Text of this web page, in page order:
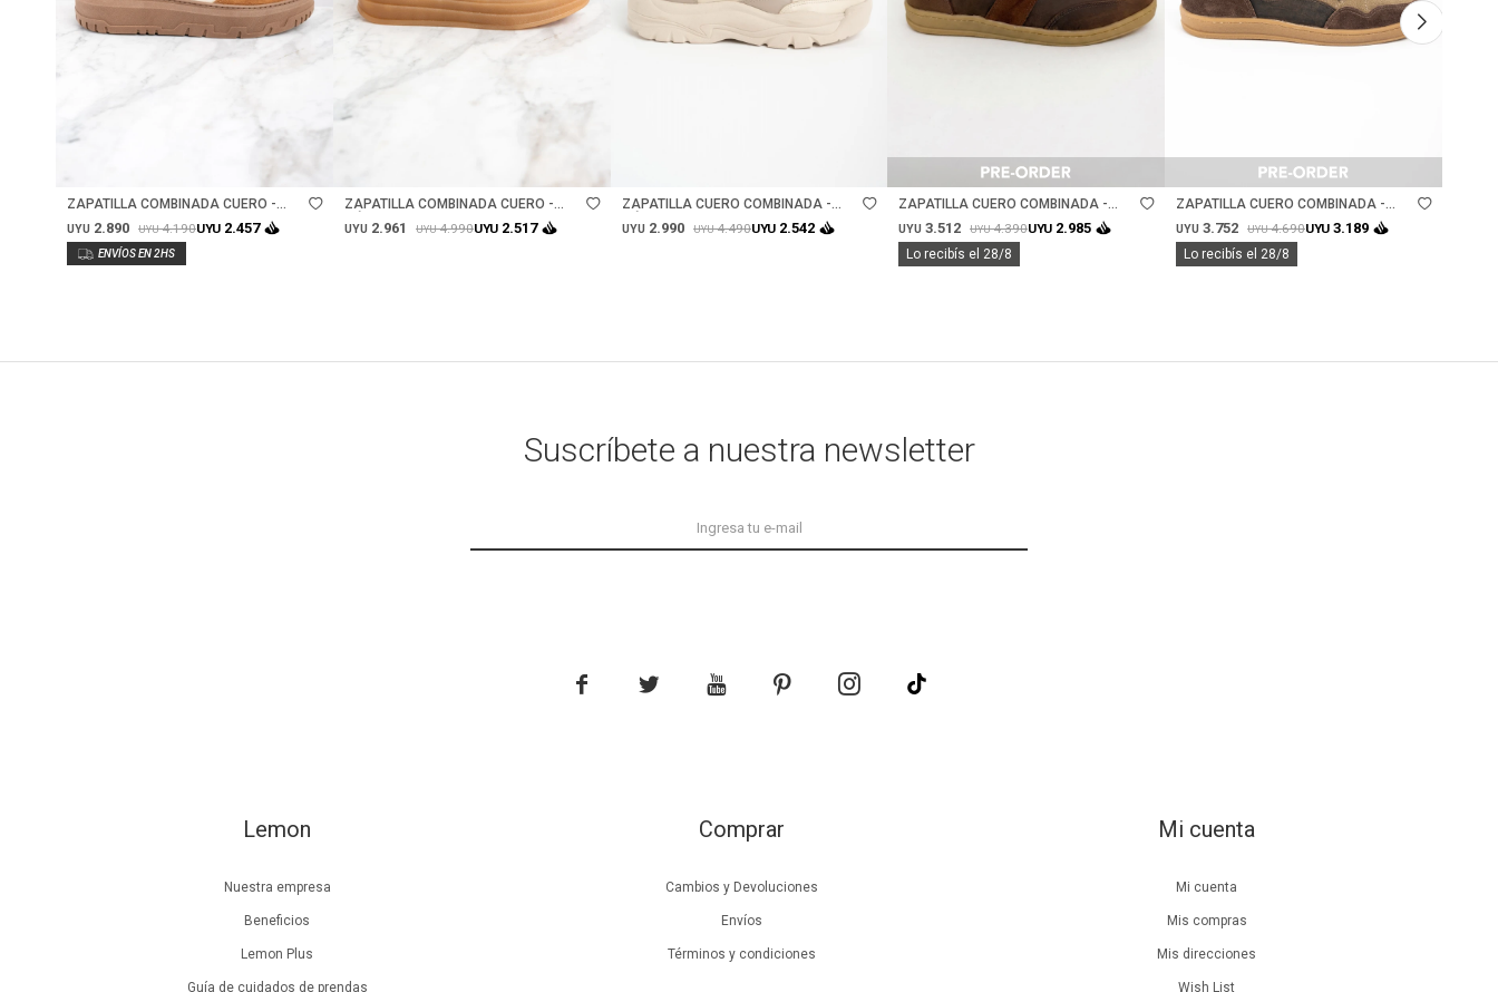
ZAPATILLA COMBINADA CUERO -
MARRON
UYU 2.890 UYU4.190UYU 2.457
ZAPATILLA COMBINADA CUERO -
NÁCAR
UYU 2.961 UYU4.990UYU 2.517
ZAPATILLA CUERO COMBINADA -
NÁCAR
UYU 2.990 UYU4.490UYU 2.542
Talle
ZAPATILLA CUERO COMBINADA -
CHOCOLATE
UYU 3.512 UYU4.390UYU 2.985
Lo recibís el 28/8
Talle
ZAPATILLA CUERO COMBINADA -
VISON
UYU 3.752 UYU4.690UYU 3.189
Lo recibís el 28/8
Lemon
Nuestra empresa
Beneficios
Lemon Plus
Guía de cuidados de prendas
Comprar
Cambios y Devoluciones
Envíos
Términos y condiciones
Mi cuenta
Mi cuenta
Mis compras
Mis direcciones
Wish List
Suscríbete a nuestra newsletter
    